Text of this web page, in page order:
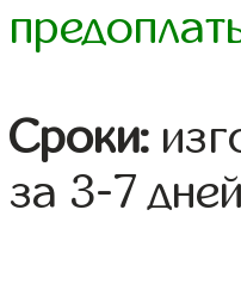
Сроки:
за 3-7